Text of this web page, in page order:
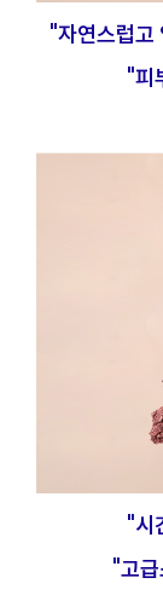
"자연스럽고
"피
"시
"고